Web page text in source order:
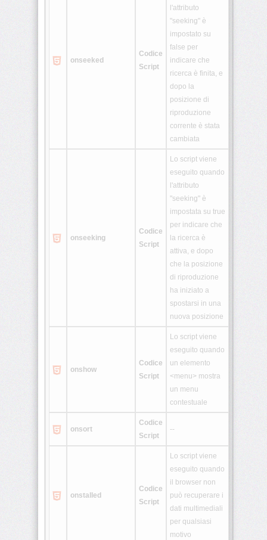
onseeked
Codice
Script
l'attributo
"seeking" è
impostato su
false per
indicare che
ricerca è finita, e
dopo la
posizione di
riproduzione
corrente è stata
cambiata
onseeking
Codice
Script
Lo script viene
eseguito quando
l'attributo
"seeking" è
impostata su true
per indicare che
la ricerca è
attiva, e dopo
che la posizione
di riproduzione
ha iniziato a
spostarsi in una
nuova posizione
onshow
Codice
Script
Lo script viene
eseguito quando
un elemento
<menu> mostra
un menu
contestuale
onsort
Codice
Script
--
onstalled
Codice
Script
Lo script viene
eseguito quando
il browser non
può recuperare i
dati multimediali
per qualsiasi
motivo